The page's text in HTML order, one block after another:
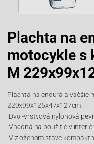
Plachta na
motocykle s
M
Plachta na endurá a vačšie
229x99x125x47x127cm
·Dvoj-vrstvová nylonová
·Vhodná na použitie v
·V zloženom stave